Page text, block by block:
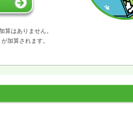
はありません。
加算されます。